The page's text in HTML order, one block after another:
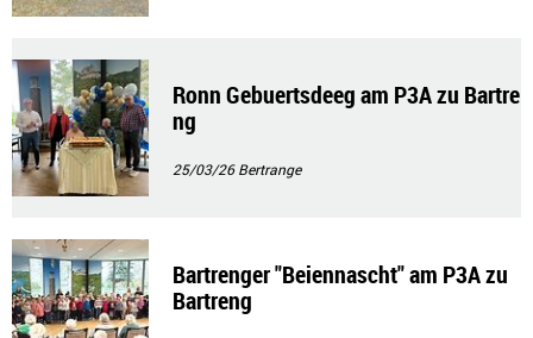
Ronn Gebuertsdeeg am P3A zu Bartre
ng
25/03/26Bertrange
Bartrenger "Beiennascht" am P3A zu
Bartreng